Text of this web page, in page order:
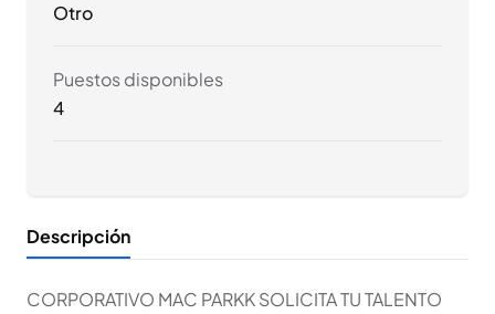
Otro
Puestos disponibles
4
Descripción
CORPORATIVO MAC PARKK SOLICITA TU TALENTO